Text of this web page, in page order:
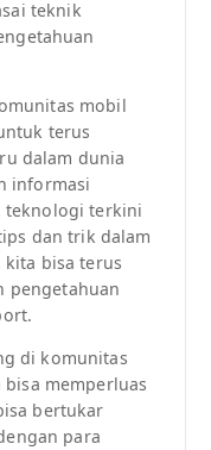
teknik
mobil
terus
dalam dunia
informasi
teknologi terkini
dan trik dalam
bisa terus
pengetahuan
di komunitas
memperluas
bertukar
para